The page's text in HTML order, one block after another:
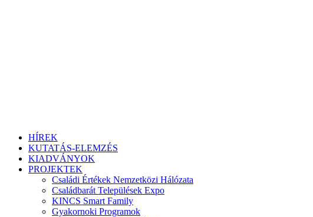
HÍREK
KUTATÁS-ELEMZÉS
KIADVÁNYOK
PROJEKTEK
Családi Értékek Nemzetközi Hálózata
Családbarát Települések Expo
KINCS Smart Family
Gyakornoki Programok